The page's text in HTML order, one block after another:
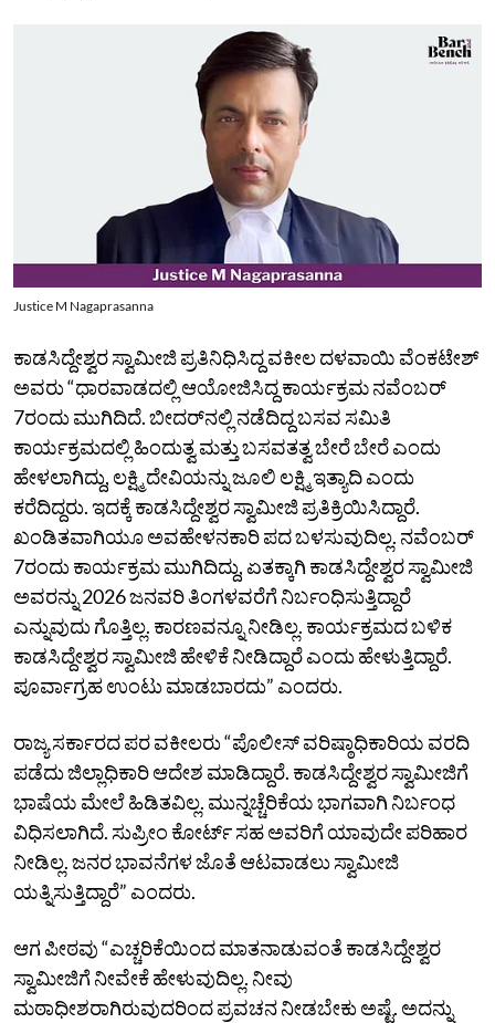
Justice M Nagaprasanna
ಕಾಡಸಿದ್ದೇಶ್ವರ ಸ್ವಾಮೀಜಿ ಪ್ರತಿನಿಧಿಸಿದ್ದ ವಕೀಲ ದಳವಾಯಿ ವೆಂಕಟೇಶ್‌
ಅವರು “ಧಾರವಾಡದಲ್ಲಿ ಆಯೋಜಿಸಿದ್ದ ಕಾರ್ಯಕ್ರಮ ನವೆಂಬರ್‌
7ರಂದು ಮುಗಿದಿದೆ. ಬೀದರ್‌ನಲ್ಲಿ ನಡೆದಿದ್ದ ಬಸವ ಸಮಿತಿ
ಕಾರ್ಯಕ್ರಮದಲ್ಲಿ ಹಿಂದುತ್ವ ಮತ್ತು ಬಸವತತ್ವ ಬೇರೆ ಬೇರೆ ಎಂದು
ಹೇಳಲಾಗಿದ್ದು, ಲಕ್ಷ್ಮಿ ದೇವಿಯನ್ನು ಜೂಲಿ ಲಕ್ಷ್ಮಿ ಇತ್ಯಾದಿ ಎಂದು
ಕರೆದಿದ್ದರು. ಇದಕ್ಕೆ ಕಾಡಸಿದ್ದೇಶ್ವರ ಸ್ವಾಮೀಜಿ ಪ್ರತಿಕ್ರಿಯಿಸಿದ್ದಾರೆ.
ಖಂಡಿತವಾಗಿಯೂ ಅವಹೇಳನಕಾರಿ ಪದ ಬಳಸುವುದಿಲ್ಲ. ನವೆಂಬರ್‌
7ರಂದು ಕಾರ್ಯಕ್ರಮ ಮುಗಿದಿದ್ದು, ಏತಕ್ಕಾಗಿ ಕಾಡಸಿದ್ದೇಶ್ವರ ಸ್ವಾಮೀಜಿ
ಅವರನ್ನು 2026 ಜನವರಿ ತಿಂಗಳವರೆಗೆ ನಿರ್ಬಂಧಿಸುತ್ತಿದ್ದಾರೆ
ಎನ್ನುವುದು ಗೊತ್ತಿಲ್ಲ. ಕಾರಣವನ್ನೂ ನೀಡಿಲ್ಲ. ಕಾರ್ಯಕ್ರಮದ ಬಳಿಕ
ಕಾಡಸಿದ್ದೇಶ್ವರ ಸ್ವಾಮೀಜಿ ಹೇಳಿಕೆ ನೀಡಿದ್ದಾರೆ ಎಂದು ಹೇಳುತ್ತಿದ್ದಾರೆ.
ಪೂರ್ವಾಗ್ರಹ ಉಂಟು ಮಾಡಬಾರದು” ಎಂದರು.
ರಾಜ್ಯ ಸರ್ಕಾರದ ಪರ ವಕೀಲರು “ಪೊಲೀಸ್‌ ವರಿಷ್ಠಾಧಿಕಾರಿಯ ವರದಿ
ಪಡೆದು ಜಿಲ್ಲಾಧಿಕಾರಿ ಆದೇಶ ಮಾಡಿದ್ದಾರೆ. ಕಾಡಸಿದ್ದೇಶ್ವರ ಸ್ವಾಮೀಜಿಗೆ
ಭಾಷೆಯ ಮೇಲೆ ಹಿಡಿತವಿಲ್ಲ. ಮುನ್ನಚ್ಚೆರಿಕೆಯ ಭಾಗವಾಗಿ ನಿರ್ಬಂಧ
ವಿಧಿಸಲಾಗಿದೆ. ಸುಪ್ರೀಂ ಕೋರ್ಟ್‌ ಸಹ ಅವರಿಗೆ ಯಾವುದೇ ಪರಿಹಾರ
ನೀಡಿಲ್ಲ. ಜನರ ಭಾವನೆಗಳ ಜೊತೆ ಆಟವಾಡಲು ಸ್ವಾಮೀಜಿ
ಯತ್ನಿಸುತ್ತಿದ್ದಾರೆ” ಎಂದರು.
ಆಗ ಪೀಠವು “ಎಚ್ಚರಿಕೆಯಿಂದ ಮಾತನಾಡುವಂತೆ ಕಾಡಸಿದ್ದೇಶ್ವರ
ಸ್ವಾಮೀಜಿಗೆ ನೀವೇಕೆ ಹೇಳುವುದಿಲ್ಲ. ನೀವು
ಮಠಾಧೀಶರಾಗಿರುವುದರಿಂದ ಪ್ರವಚನ ನೀಡಬೇಕು ಅಷ್ಟೆ. ಅದನ್ನು